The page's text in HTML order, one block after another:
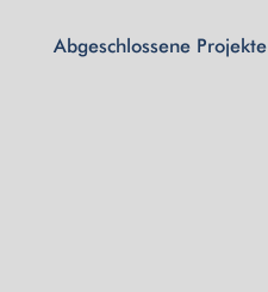
Abgeschlossene Projekte